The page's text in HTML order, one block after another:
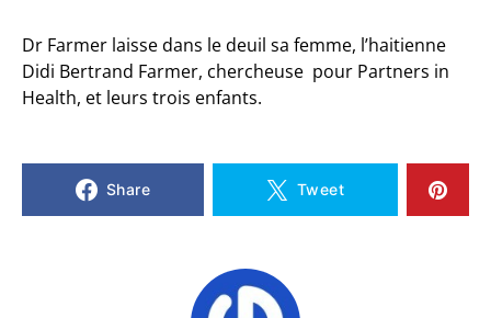
Dr Farmer laisse dans le deuil sa femme, l’haitienne
Didi Bertrand Farmer, chercheuse pour Partners in
Health, et leurs trois enfants.
Share Tweet